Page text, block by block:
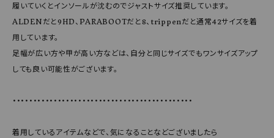
履いていくとインソールが沈むのでジャストサイズ推奨しています。
ALDENだと9HD、PARABOOTだと8、trippenだと通常42サイズを着
用しています。
足幅が広い方や甲が高い方などは、自分と同じサイズでもワンサイズアップ
しても良い可能性がございます。
••••••••••••••••••••••••••••••••••••••••••••
着用しているアイテムなどで、気になることなどございましたら